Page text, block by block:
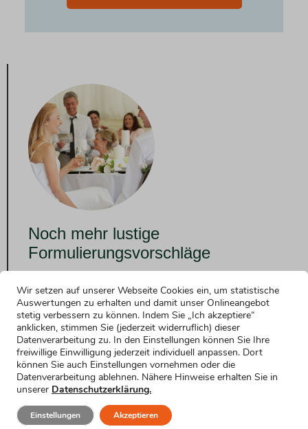
Noch mehr lustige
Formulierungsvorschläge
Konservativer Einstieg
Mehr erfahren »
Hochzeitsrede als Brautvater: Lustiger
Einstieg
Mehr erfahren »
Einstieg mit Datum
Einstieg für nervöse Brautväter
Wir setzen auf unserer Webseite Cookies ein, um statistische
Auswertungen zu erhalten und damit unser Onlineangebot
stetig verbessern zu können. Indem Sie „Ich akzeptiere“
anklicken, stimmen Sie (jederzeit widerruflich) dieser
Datenverarbeitung zu. In den Einstellungen können Sie Ihre
freiwillige Einwilligung jederzeit individuell anpassen. Dort
können Sie auch Einstellungen vornehmen oder die
Datenverarbeitung ablehnen. Nähere Hinweise erhalten Sie in
unserer Datenschutzerklärung.
Akzeptieren
Einstellungen